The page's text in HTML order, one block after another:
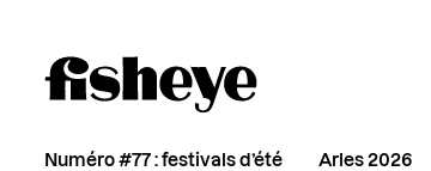
Numéro #77 : festivals d’été Arles 2026